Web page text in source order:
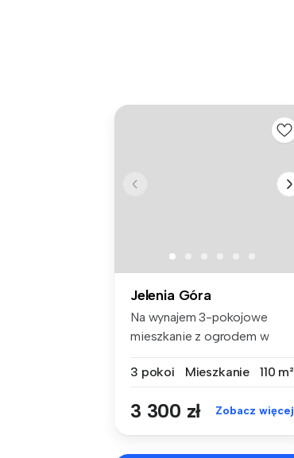
Jelenia Góra
Na wynajem 3-pokojowe
mieszkanie z ogrodem w
3 pokoi
Mieszkanie 110 m²
3 300 zł Zobacz więcej